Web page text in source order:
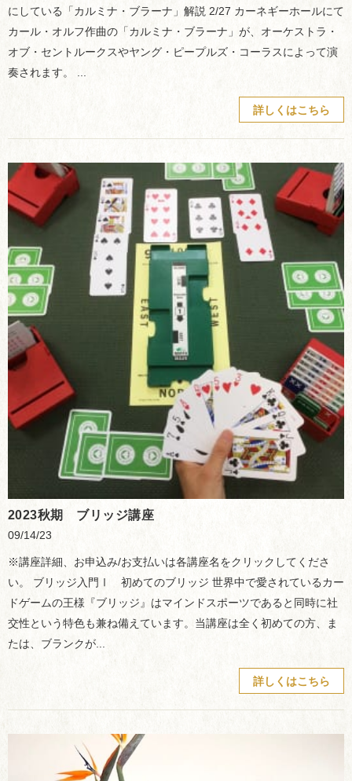
にしている「カルミナ・ブラーナ」解説 2/27 カーネギーホールにて
カール・オルフ作曲の「カルミナ・ブラーナ」が、オーケストラ・
オブ・セントルークスやヤング・ピープルズ・コーラスによって演
奏されます。 ...
詳しくはこちら
2023秋期 ブリッジ講座
09/14/23
※講座詳細、お申込み/お支払いは各講座名をクリックしてくださ
い。 ブリッジ入門Ⅰ 初めてのブリッジ 世界中で愛されているカー
ドゲームの王様『ブリッジ』はマインドスポーツであると同時に社
交性という特色も兼ね備えています。当講座は全く初めての方、ま
たは、ブランクが...
詳しくはこちら